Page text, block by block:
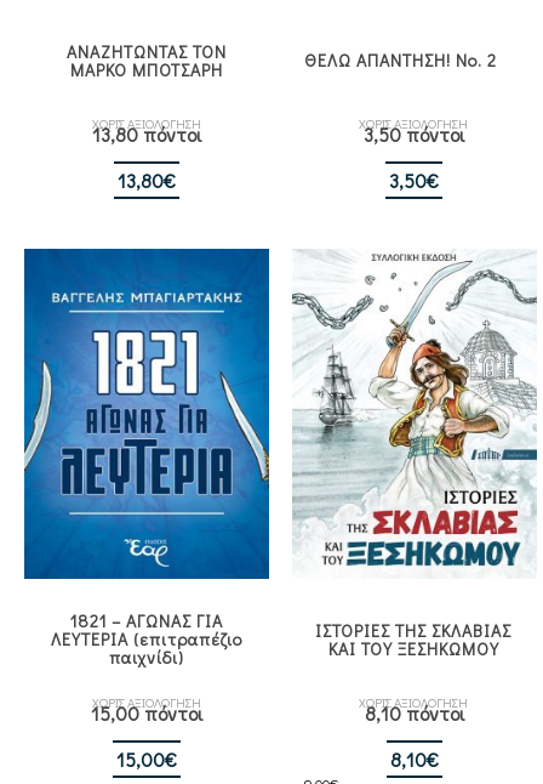
ΑΝΑΖΗΤΩΝΤΑΣ ΤΟΝ
ΜΑΡΚΟ ΜΠΟΤΣΑΡΗ
ΧΩΡΙΣ ΑΞΙΟΛΟΓΗΣΗ
13,80 πόντοι
13,80€
ΘΕΛΩ ΑΠΑΝΤΗΣΗ! Νο. 2
ΧΩΡΙΣ ΑΞΙΟΛΟΓΗΣΗ
3,50 πόντοι
3,50€
1821 – ΑΓΩΝΑΣ ΓΙΑ
ΛΕΥΤΕΡΙΑ (επιτραπέζιο
παιχνίδι)
ΧΩΡΙΣ ΑΞΙΟΛΟΓΗΣΗ
15,00 πόντοι
15,00€
ΙΣΤΟΡΙΕΣ ΤΗΣ ΣΚΛΑΒΙΑΣ
ΚΑΙ ΤΟΥ ΞΕΣΗΚΩΜΟΥ
ΧΩΡΙΣ ΑΞΙΟΛΟΓΗΣΗ
8,10 πόντοι
Original
8,10€